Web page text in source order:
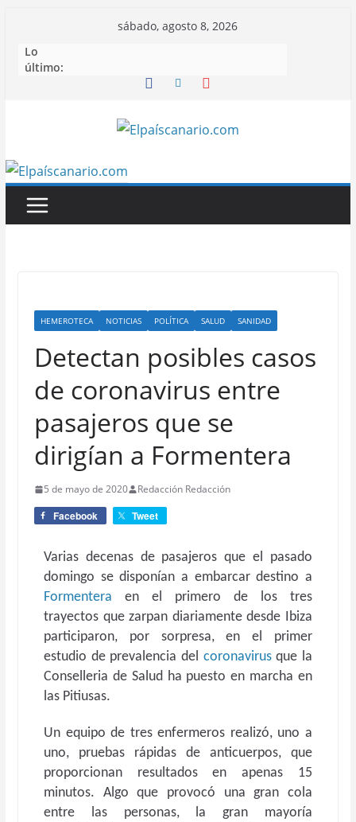
contenido
sábado, agosto 8, 2026
Lo
último:
HEMEROTECA NOTICIAS POLÍTICA SALUD SANIDAD
Detectan posibles casos
de coronavirus entre
pasajeros que se
dirigían a Formentera
5 de mayo de 2020 Redacción Redacción
Facebook Tweet
Varias decenas de pasajeros que el pasado
domingo se disponían a embarcar destino a
Formentera en el primero de los tres
trayectos que zarpan diariamente desde Ibiza
participaron, por sorpresa, en el primer
estudio de prevalencia del coronavirusque la
Conselleria de Salud ha puesto en marcha en
las Pitiusas.
Un equipo de tres enfermeros realizó, uno a
uno, pruebas rápidas de anticuerpos, que
proporcionan resultados en apenas 15
minutos. Algo que provocó una gran cola
entre las personas, la gran mayoría